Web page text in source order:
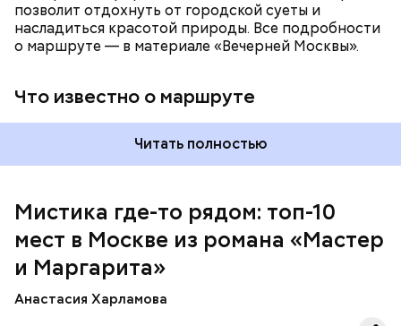
позволит отдохнуть от городской суеты и
насладиться красотой природы. Все подробности
о маршруте — в материале «Вечерней Москвы».
Что известно о маршруте
Читать полностью
Мистика где-то рядом: топ-10
мест в Москве из романа «Мастер
и Маргарита»
Анастасия Харламова
На данный момент квартира на Большой Садовой
стала Музеем Булгакова. В ней воссоздана
атмосфера жизни и быта начала ХХ века с большим
количеством вещей, которые имеют отношение к
роману.